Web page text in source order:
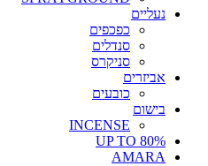
נעליים
כפכפים
סנדלים
סניקרס
אביזרים
כובעים
בישום
INCENSE
UP TO 80%
AMARA